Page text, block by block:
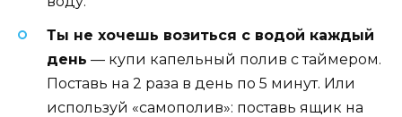
Ты не хочешь возиться с водой каждый
день — купи капельный полив с таймером.
Поставь на 2 раза в день по 5 минут. Или
используй «самополив»: поставь ящик на